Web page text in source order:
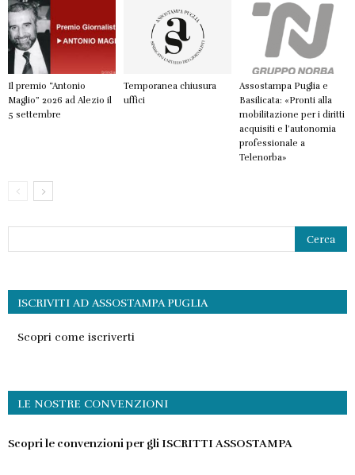
Il premio “Antonio
Maglio” 2026 ad Alezio il
5 settembre
Temporanea chiusura
uffici
Assostampa Puglia e
Basilicata: «Pronti alla
mobilitazione per i diritti
acquisiti e l’autonomia
professionale a
Telenorba»
ISCRIVITI AD ASSOSTAMPA PUGLIA
Scopri come iscriverti
LE NOSTRE CONVENZIONI
Scopri le convenzioni per gli ISCRITTI ASSOSTAMPA